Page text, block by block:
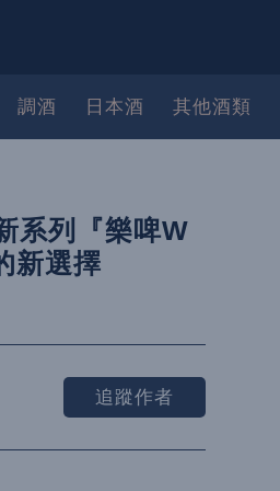
調酒 日本酒 其他酒類
系列『樂啤W
新選擇
追蹤作者